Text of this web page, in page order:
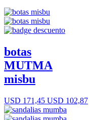
botas
MUTMA
misbu
USD 171,45 USD 102,87